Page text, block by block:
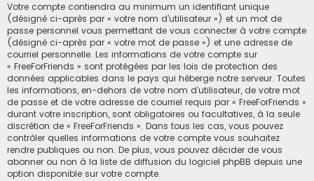
Votre compte contiendra au minimum un identifiant unique
(désigné ci-après par « votre nom d’utilisateur ») et un mot de
passe personnel vous permettant de vous connecter à votre compte
(désigné ci-après par « votre mot de passe ») et une adresse de
courriel personnelle. Les informations de votre compte sur
« FreeForFriends » sont protégées par les lois de protection des
données applicables dans le pays qui héberge notre serveur. Toutes
les informations, en-dehors de votre nom d’utilisateur, de votre mot
de passe et de votre adresse de courriel requis par « FreeForFriends »
durant votre inscription, sont obligatoires ou facultatives, à la seule
discrétion de « FreeForFriends ». Dans tous les cas, vous pouvez
contrôler quelles informations de votre compte vous souhaitez
rendre publiques ou non. De plus, vous pouvez décider de vous
abonner ou non à la liste de diffusion du logiciel phpBB depuis une
option disponible sur votre compte.